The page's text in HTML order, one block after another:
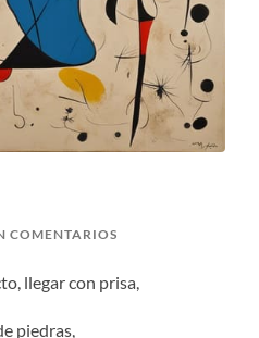
COMENTARIOS
llegar con prisa,
piedras,